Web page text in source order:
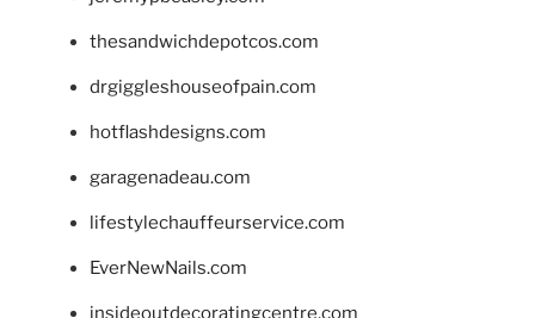
thesandwichdepotcos.com
drgiggleshouseofpain.com
hotflashdesigns.com
garagenadeau.com
lifestylechauffeurservice.com
EverNewNails.com
insideoutdecoratingcentre.com